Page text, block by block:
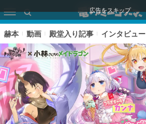
広告をスキップ
赫本 動画 殿堂入り記事 インタビュー